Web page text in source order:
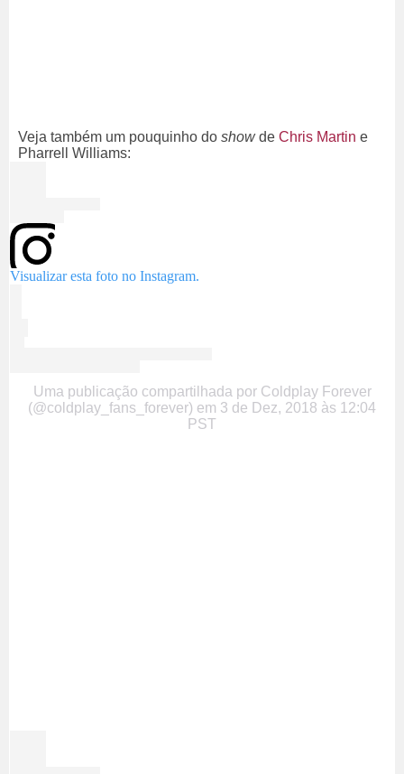
Veja também um pouquinho do showde Chris Martin e
Pharrell Williams:
Visualizar esta foto no Instagram.
Uma publicação compartilhada por Coldplay Forever
(@coldplay_fans_forever) em 3 de Dez, 2018 às 12:04
PST